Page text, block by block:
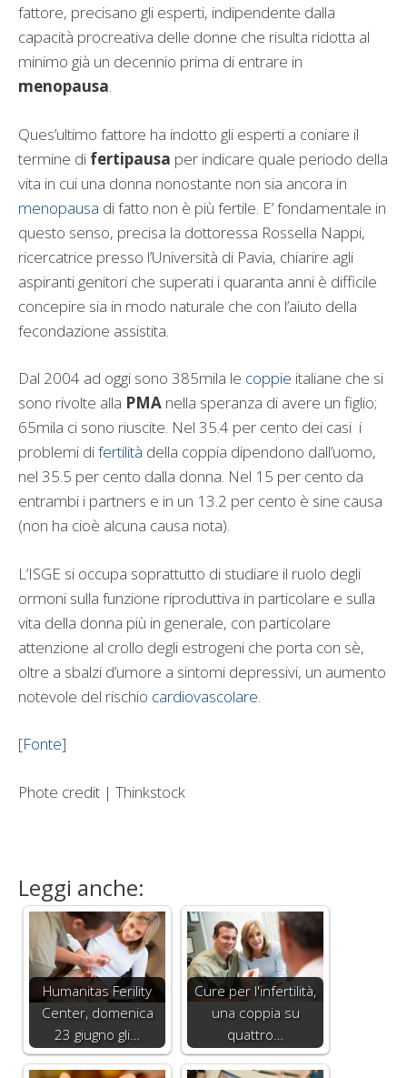
fattore, precisano gli esperti, indipendente dalla
capacità procreativa delle donne che risulta ridotta al
minimo già un decennio prima di entrare in
menopausa.
Ques’ultimo fattore ha indotto gli esperti a coniare il
termine di fertipausa per indicare quale periodo della
vita in cui una donna nonostante non sia ancora in
menopausa di fatto non è più fertile. E’ fondamentale in
questo senso, precisa la dottoressa Rossella Nappi,
ricercatrice presso l’Università di Pavia, chiarire agli
aspiranti genitori che superati i quaranta anni è difficile
concepire sia in modo naturale che con l’aiuto della
fecondazione assistita.
Dal 2004 ad oggi sono 385mila le coppie italiane che si
sono rivolte alla PMA nella speranza di avere un figlio;
65mila ci sono riuscite. Nel 35.4 per cento dei casi i
problemi difertilità della coppia dipendono dall’uomo,
nel 35.5 per cento dalla donna. Nel 15 per cento da
entrambi i partners e in un 13.2 per cento è sine causa
(non ha cioè alcuna causa nota).
L’ISGE si occupa soprattutto di studiare il ruolo degli
ormoni sulla funzione riproduttiva in particolare e sulla
vita della donna più in generale, con particolare
attenzione al crollo degli estrogeni che porta con sè,
oltre a sbalzi d’umore a sintomi depressivi, un aumento
notevole del rischio cardiovascolare
[Fonte]
Phote credit | Thinkstock
Leggi anche:
Humanitas Ferility
Center, domenica
23 giugno gli…
Cure per l'infertilità,
una coppia su
quattro…